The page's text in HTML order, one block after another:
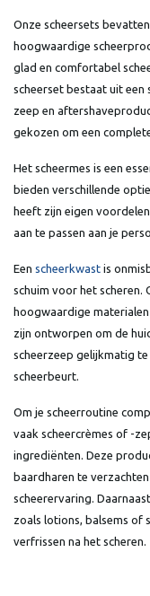
Onze scheersets
hoogwaardige
glad en comfortabel
scheerset bestaat uit een
zeep en
gekozen om een
Het scheermes is een
bieden verschillende
heeft zijn eigen
aan te passen aan je
Een scheerkwast is
schuim voor het scheren.
hoogwaardige
zijn ontworpen om de
scheerzeep gelijkmatig
scheerbeurt.
Om je scheerroutine
vaak scheercrèmes of -
ingrediënten. Deze
baardharen te
scheerervaring.
zoals lotions, balsems of
verfrissen na het scheren.